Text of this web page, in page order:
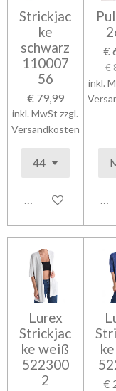
Strickjac
ke
schwarz
110007
56
€ 79,99
inkl. MwSt zzgl.
Versandkosten
In den Warenkorb
€
€
inkl.
In
Lurex
Strickjac
ke weiß
522300
2
€